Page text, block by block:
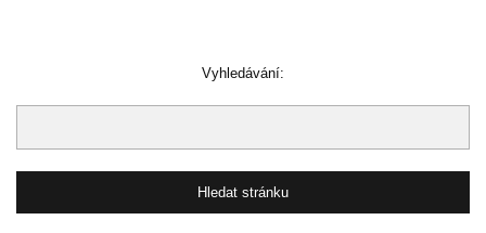
Vyhledávání: